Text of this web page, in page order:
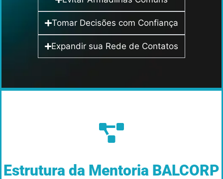
Tomar Decisões com Confiança
Expandir sua Rede de Contatos
Estrutura da Mentoria BALCORP